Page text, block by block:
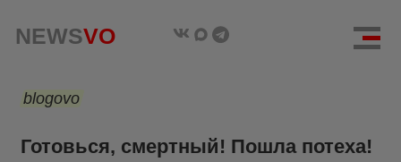
NEWSVO
blogovo
Готовься, смертный! Пошла потеха!